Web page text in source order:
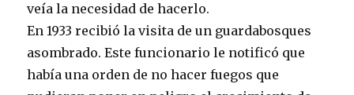
veía la necesidad de hacerlo.
En 1933 recibió la visita de un guardabosques
asombrado. Este funcionario le notificó que
había una orden de no hacer fuegos que